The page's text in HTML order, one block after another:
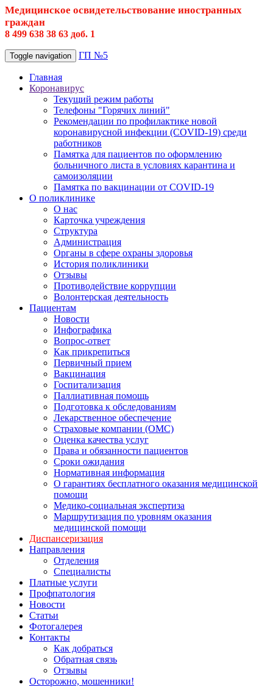
Медицинское освидетельствование иностранных
граждан
8 499 638 38 63 доб. 1
Toggle navigation ГП №5
Главная
Коронавирус
Текущий режим работы
Телефоны "Горячих линий"
Рекомендации по профилактике новой
коронавирусной инфекции (COVID-19) среди
работников
Памятка для пациентов по оформлению
больничного листа в условиях карантина и
самоизоляции
Памятка по вакцинации от COVID-19
О поликлинике
О нас
Карточка учреждения
Структура
Администрация
Органы в сфере охраны здоровья
История поликлиники
Отзывы
Противодействие коррупции
Волонтерская деятельность
Пациентам
Новости
Инфографика
Вопрос-ответ
Как прикрепиться
Первичный прием
Вакцинация
Госпитализация
Паллиативная помощь
Подготовка к обследованиям
Лекарственное обеспечение
Страховые компании (ОМС)
Оценка качества услуг
Права и обязанности пациентов
Сроки ожидания
Нормативная информация
О гарантиях бесплатного оказания медицинской
помощи
Медико-социальная экспертиза
Маршрутизация по уровням оказания
медицинской помощи
Диспансеризация
Направления
Отделения
Специалисты
Платные услуги
Профпатология
Новости
Статьи
Фотогалерея
Контакты
Как добраться
Обратная связь
Отзывы
Осторожно, мошенники!